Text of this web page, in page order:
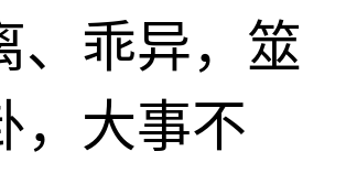
、乖异，筮
，大事不